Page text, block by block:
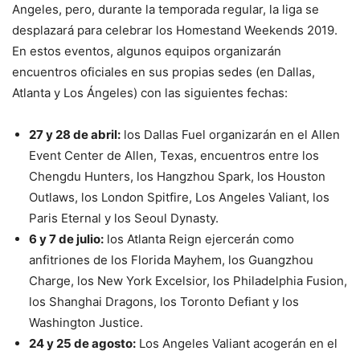
Angeles, pero, durante la temporada regular, la liga se
desplazará para celebrar los Homestand Weekends 2019.
En estos eventos, algunos equipos organizarán
encuentros oficiales en sus propias sedes (en Dallas,
Atlanta y Los Ángeles) con las siguientes fechas:
27 y 28 de abril: los Dallas Fuel organizarán en el Allen
Event Center de Allen, Texas, encuentros entre los
Chengdu Hunters, los Hangzhou Spark, los Houston
Outlaws, los London Spitfire, Los Angeles Valiant, los
Paris Eternal y los Seoul Dynasty.
6 y 7 de julio: los Atlanta Reign ejercerán como
anfitriones de los Florida Mayhem, los Guangzhou
Charge, los New York Excelsior, los Philadelphia Fusion,
los Shanghai Dragons, los Toronto Defiant y los
Washington Justice.
24 y 25 de agosto: Los Angeles Valiant acogerán en el